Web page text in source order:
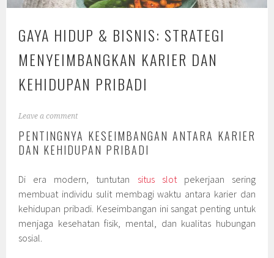
GAYA HIDUP & BISNIS: STRATEGI
MENYEIMBANGKAN KARIER DAN
KEHIDUPAN PRIBADI
Leave a comment
PENTINGNYA KESEIMBANGAN ANTARA KARIER
DAN KEHIDUPAN PRIBADI
Di era modern, tuntutan situs slotpekerjaan sering
membuat individu sulit membagi waktu antara karier dan
kehidupan pribadi. Keseimbangan ini sangat penting untuk
menjaga kesehatan fisik, mental, dan kualitas hubungan
sosial.